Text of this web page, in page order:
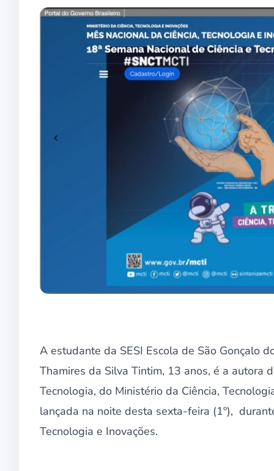
A estudante da SESI Escola de São Gonçalo
Thamires da Silva Tintim, 13 anos, é a autora
Tecnologia, do Ministério da Ciência,
lançada na noite desta sexta-feira (1º),
Tecnologia e Inovações.